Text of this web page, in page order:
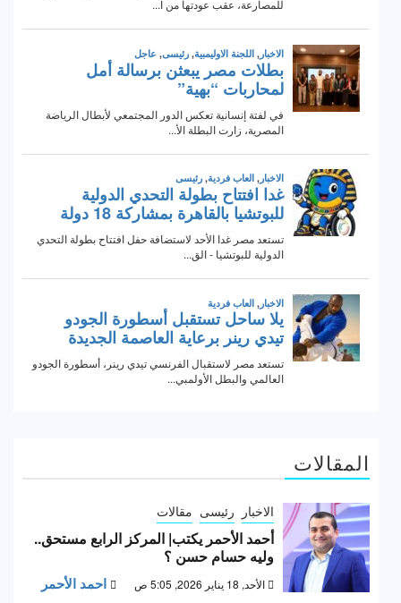
المقالات
الاخبار رئيسى مقالات
أحمد الأحمر يكتب| المركز الرابع مستحق..
وليه حسام حسن ؟
الأحد, 18 يناير 2026, 5:05 ص احمد الأحمر